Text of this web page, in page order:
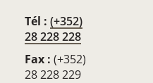
Tél : (+352)
28 228 228
Fax : (+352)
28 228 229